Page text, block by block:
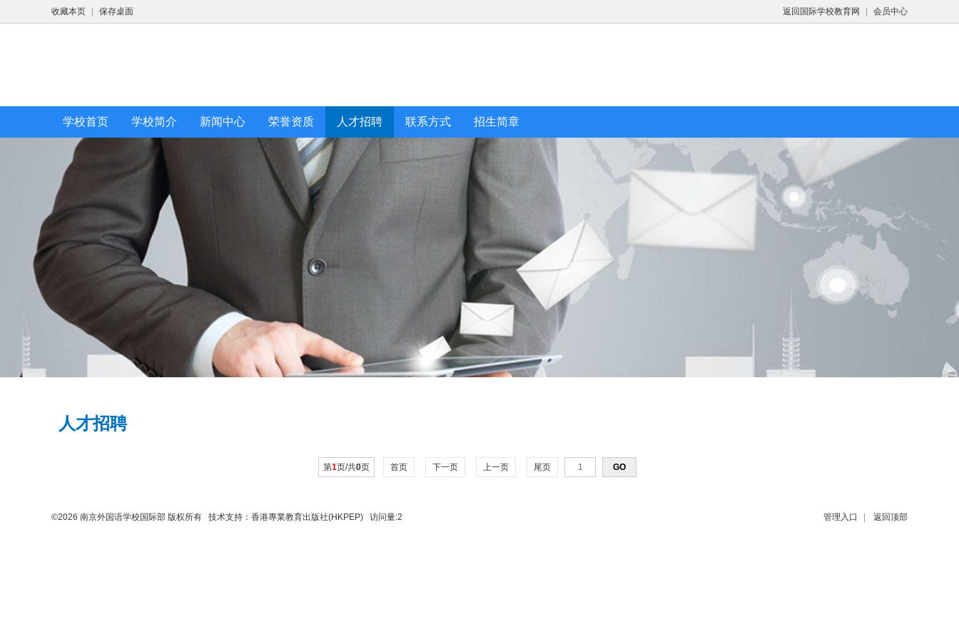
返回国际学校教育网 会员中心
收藏本页 保存桌面
学校首页 学校简介 新闻中心 荣誉资质 人才招聘 联系方式 招生简章
人才招聘
第1页/共0页 首页 下一页 上一页 尾页
管理入口 返回顶部
©2026 南京外国语学校国际部 版权所有 技术支持： 香港專業教育出版社(HKPEP) 访问量:2